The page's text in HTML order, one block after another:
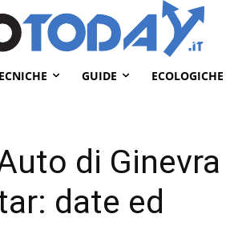
GUIDE ECOLOGICHE
di Ginevra
date ed